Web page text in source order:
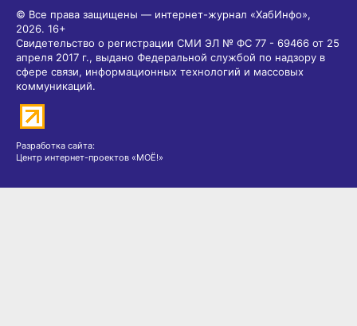
© Все права защищены — интернет-журнал «ХабИнфо»,
2026. 16+
Свидетельство о регистрации СМИ ЭЛ № ФС 77 - 69466 от 25
апреля 2017 г., выдано Федеральной службой по надзору в
сфере связи, информационных технологий и массовых
коммуникаций.
Разработка сайта:
Центр интернет-проектов «МОЁ!»